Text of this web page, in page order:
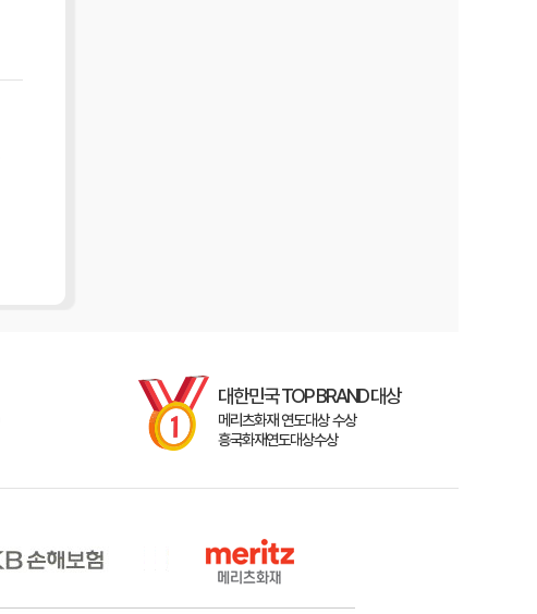
대한민국 TOP BRAND 대상
메리츠화재 연도대상 수상
흥국화재연도대상수상